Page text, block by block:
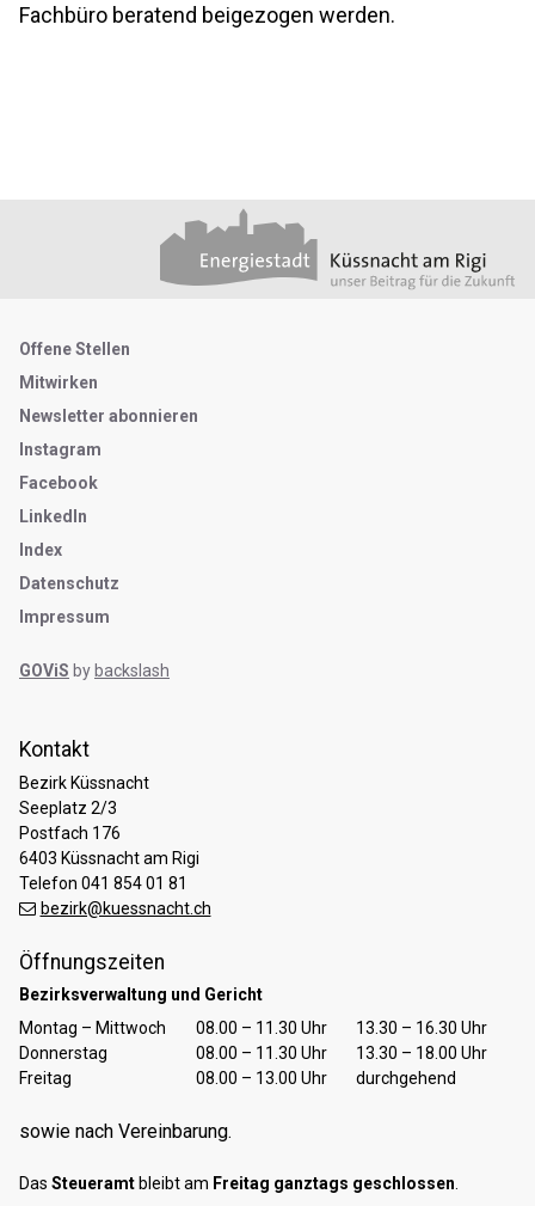
Fachbüro beratend beigezogen werden.
Kontakt
Bezirk Küssnacht
Seeplatz 2/3
Postfach 176
6403 Küssnacht am Rigi
Telefon 041 854 01 81
bezirk@kuessnacht.ch
Öffnungszeiten
Bezirksverwaltung und Gericht
TagÖffnungszeiten Vormittag Öffnungszeiten Nachmittag
Montag – Mittwoch 08.00 – 11.30 Uhr
13.30 – 16.30 Uhr
Donnerstag
08.00 – 11.30 Uhr
13.30 – 18.00 Uhr
Freitag
08.00 – 13.00 Uhr durchgehend
sowie nach Vereinbarung.
Das Steueramt bleibt am Freitag ganztags geschlossen.
Metanavigation
Offene Stellen
Mitwirken
Newsletter abonnieren
Instagram
Facebook
LinkedIn
Index
Datenschutz
Impressum
GOViS by backslash